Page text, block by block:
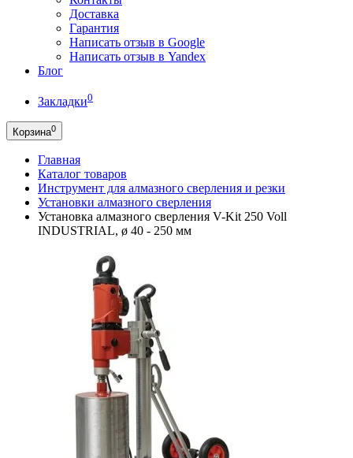
Доставка
Гарантия
Написать отзыв в Google
Написать отзыв в Yandex
Блог
Закладки0
Корзина0
Главная
Каталог товаров
Инструмент для алмазного сверления и резки
Установки алмазного сверления
Установка алмазного сверления V-Kit 250 Voll
INDUSTRIAL, ø 40 - 250 мм